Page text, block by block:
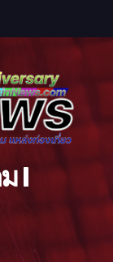
l